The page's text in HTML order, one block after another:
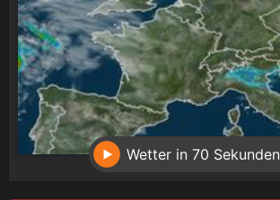
Wetter in 70 Sekunden